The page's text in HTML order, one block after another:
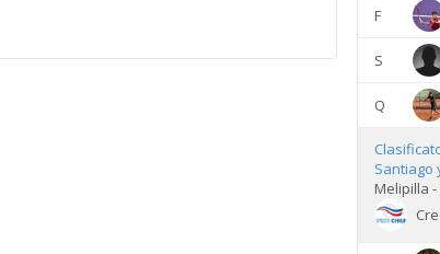
F
S
Q
Santiago
Melipilla -